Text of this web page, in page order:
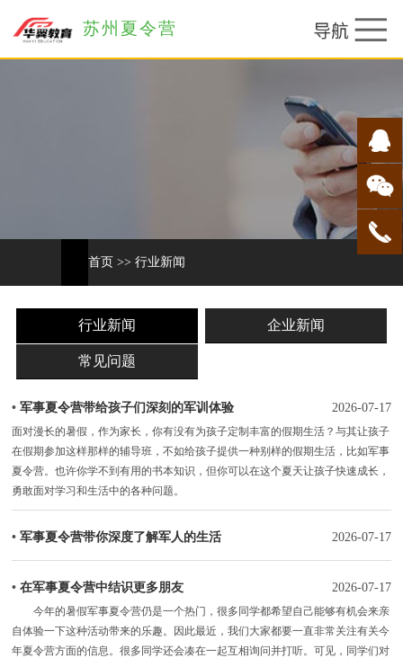
苏州夏令营
首页 >> 行业新闻
行业新闻 企业新闻
常见问题
•军事夏令营带给孩子们深刻的军训体验 2026-07-17
面对漫长的暑假，作为家长，你有没有为孩子定制丰富的假期生活？与其让孩子
在假期参加这样那样的辅导班，不如给孩子提供一种别样的假期生活，比如军事
夏令营。也许你学不到有用的书本知识，但你可以在这个夏天让孩子快速成长，
勇敢面对学习和生活中的各种问题。
•军事夏令营带你深度了解军人的生活 2026-07-17
•在军事夏令营中结识更多朋友 2026-07-17
今年的暑假军事夏令营仍是一个热门，很多同学都希望自己能够有机会来亲
自体验一下这种活动带来的乐趣。因此最近，我们大家都要一直非常关注有关今
年夏令营方面的信息。很多同学还会凑在一起互相询问并打听。可见，同学们对